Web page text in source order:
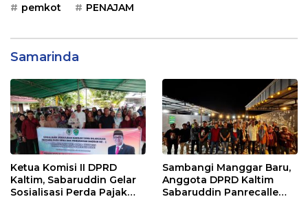
pemkot PENAJAM
Samarinda
Ketua Komisi II DPRD
Kaltim, Sabaruddin Gelar
Sosialisasi Perda Pajak
Sambangi Manggar Baru,
Anggota DPRD Kaltim
Sabaruddin Panrecalle